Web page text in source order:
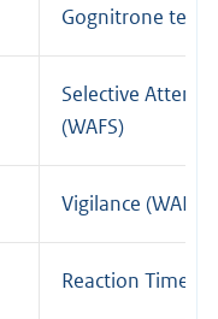
Gognitrone test
Selective
(WAFS)
Vigilance (WAFS)
Reaction Time